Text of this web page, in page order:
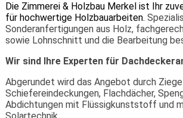
Die Zimmerei & Holzbau Merkel ist Ihr
für hochwertige Holzbauarbeiten.
Sonderanfertigungen aus Holz,
sowie Lohnschnitt und die Bearbeitung
Wir sind Ihre Experten für
Abgerundet wird das Angebot durch
Schiefereindeckungen, Flachdächer,
Abdichtungen mit Flüssigkunststoff und